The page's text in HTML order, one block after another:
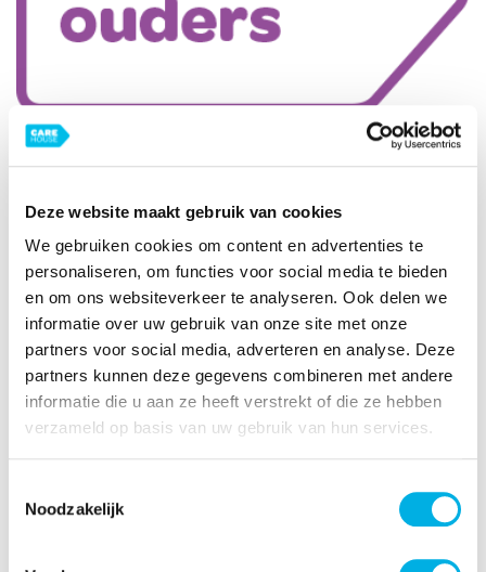
Deze website maakt gebruik van cookies
We gebruiken cookies om content en advertenties te
personaliseren, om functies voor social media te bieden
en om ons websiteverkeer te analyseren. Ook delen we
informatie over uw gebruik van onze site met onze
partners voor social media, adverteren en analyse. Deze
partners kunnen deze gegevens combineren met andere
informatie die u aan ze heeft verstrekt of die ze hebben
verzameld op basis van uw gebruik van hun services.
Noodzakelijk
Amsterdam Zuidoost
Wij zoeken een kei van een pedagogisch
hulpverlener met liefde voor het
(speciaal) onderwijs!
Functieomschrijving
CareHouse en Basisschool Drostenburg in Amsterdam Zuidoost
is een openbare school voor leerlingen van 4 tot 13 jaar die
behoefte hebben aan passend onderwijs, revalidatie en/of